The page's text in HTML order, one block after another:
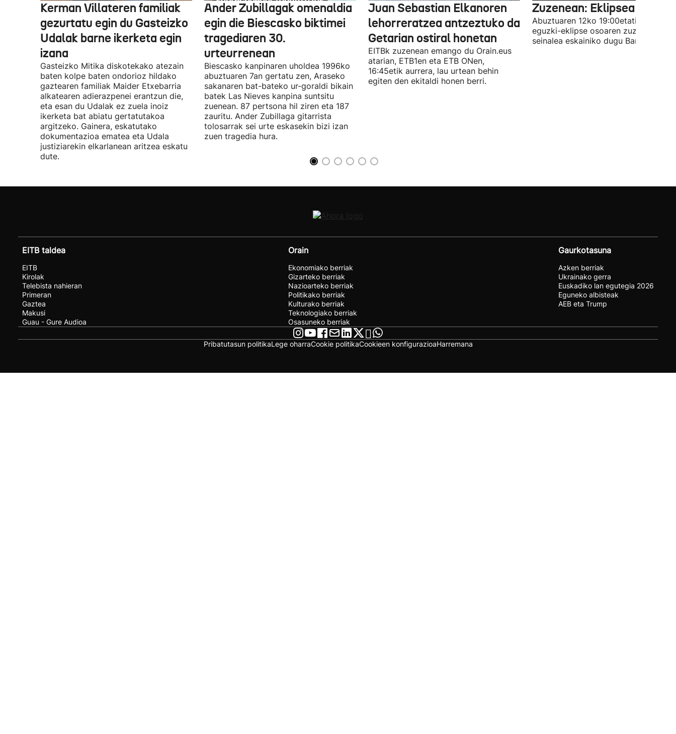
Kerman Villateren familiak
gezurtatu egin du Gasteizko
Udalak barne ikerketa egin
izana
Gasteizko Mitika diskotekako atezain
baten kolpe baten ondorioz hildako
gaztearen familiak Maider Etxebarria
alkatearen adierazpenei erantzun die,
eta esan du Udalak ez zuela inoiz
ikerketa bat abiatu gertatutakoa
argitzeko. Gainera, eskatutako
dokumentazioa ematea eta Udala
justiziarekin elkarlanean aritzea eskatu
dute.
Ander Zubillagak omenaldia
egin die Biescasko biktimei
tragediaren 30.
urteurrenean
Biescasko kanpinaren uholdea 1996ko
abuztuaren 7an gertatu zen, Araseko
sakanaren bat-bateko ur-goraldi bikain
batek Las Nieves kanpina suntsitu
zuenean. 87 pertsona hil ziren eta 187
zauritu. Ander Zubillaga gitarrista
tolosarrak sei urte eskasekin bizi izan
zuen tragedia hura.
Juan Sebastian Elkanoren
lehorreratzea antzeztuko da
Getarian ostiral honetan
EITBk zuzenean emango du Orain.eus
atarian, ETB1en eta ETB ONen,
16:45etik aurrera, lau urtean behin
egiten den ekitaldi honen berri.
Zuzenean: Eklipsea
Abuztuaren 12ko 19:00etatik aurrera,
eguzki-eklipse osoaren zuzeneko
seinalea eskainiko dugu Bardeatik.
EITB taldea
EITB
Kirolak
Telebista nahieran
Primeran
Gaztea
Makusi
Guau - Gure Audioa
Orain
Ekonomiako berriak
Gizarteko berriak
Nazioarteko berriak
Politikako berriak
Kulturako berriak
Teknologiako berriak
Osasuneko berriak
Gaurkotasuna
Azken berriak
Ukrainako gerra
Euskadiko lan egutegia 2026
Eguneko albisteak
AEB eta Trump
Pribatutasun politikaLege oharraCookie politikaCookieen konfigurazioaHarremana